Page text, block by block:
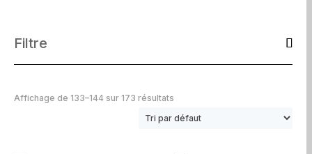
Filtre
Affichage de 133–144 sur 173 résultats